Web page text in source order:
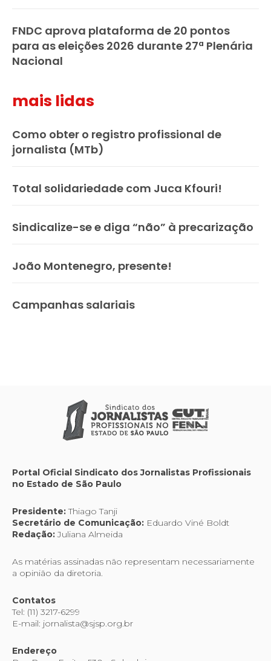
FNDC aprova plataforma de 20 pontos
para as eleições 2026 durante 27ª Plenária
Nacional
mais lidas
Como obter o registro profissional de
jornalista (MTb)
Total solidariedade com Juca Kfouri!
Sindicalize-se e diga “não” à precarização
João Montenegro, presente!
Campanhas salariais
Portal Oficial Sindicato dos Jornalistas Profissionais
no Estado de São Paulo
Presidente:Thiago Tanji
Secretário de Comunicação: Eduardo Viné Boldt
Redação:Juliana Almeida
As matérias assinadas não representam necessariamente
a opinião da diretoria.
Contatos
Tel: (11) 3217-6299
E-mail: jornalista@sjsp.org.br
Endereço